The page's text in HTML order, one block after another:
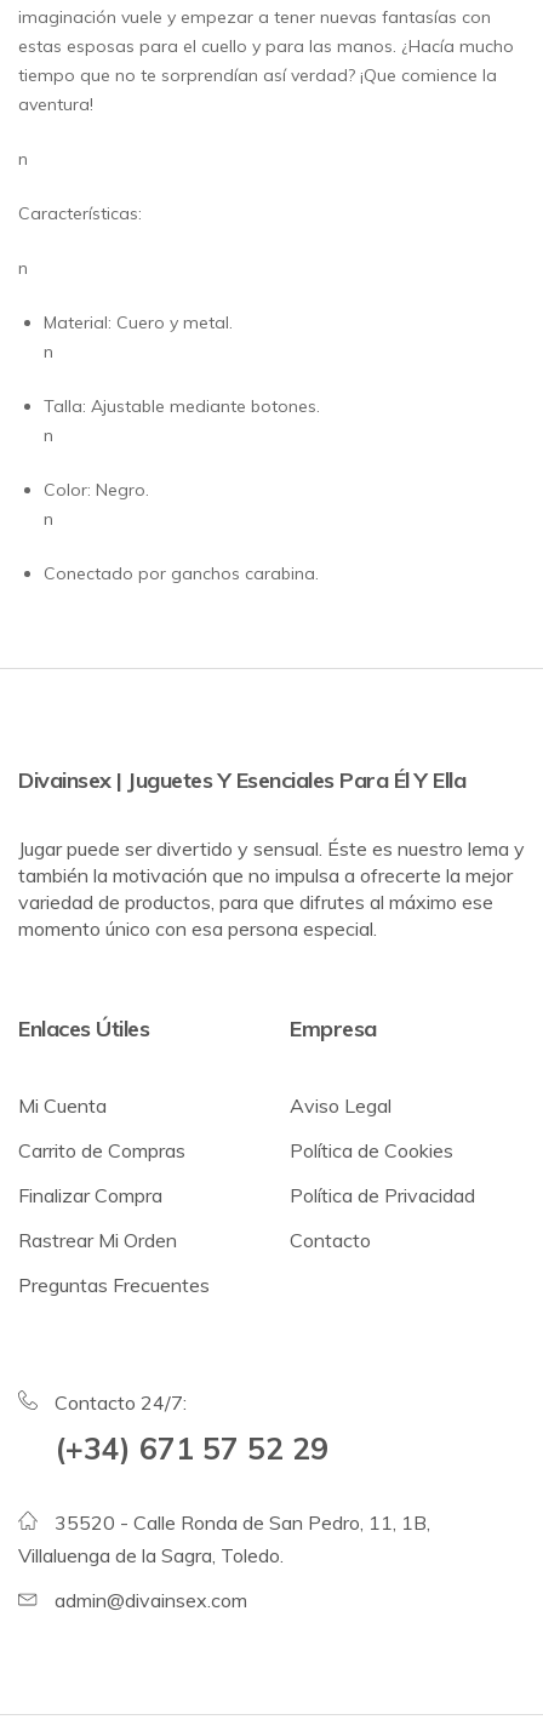
imaginación vuele y empezar a tener nuevas fantasías con
estas esposas para el cuello y para las manos. ¿Hacía mucho
tiempo que no te sorprendían así verdad? ¡Que comience la
aventura!
n
Características:
n
Material: Cuero y metal.
n
Talla: Ajustable mediante botones.
n
Color: Negro.
n
Conectado por ganchos carabina.
Divainsex | Juguetes Y Esenciales Para Él Y Ella
Jugar puede ser divertido y sensual. Éste es nuestro lema y
también la motivación que no impulsa a ofrecerte la mejor
variedad de productos, para que difrutes al máximo ese
momento único con esa persona especial.
Enlaces Útiles
Mi Cuenta
Carrito de Compras
Finalizar Compra
Rastrear Mi Orden
Preguntas Frecuentes
Empresa
Aviso Legal
Política de Cookies
Política de Privacidad
Contacto
Contacto 24/7:
(+34) 671 57 52 29
35520 - Calle Ronda de San Pedro, 11, 1B,
Villaluenga de la Sagra, Toledo.
admin@divainsex.com